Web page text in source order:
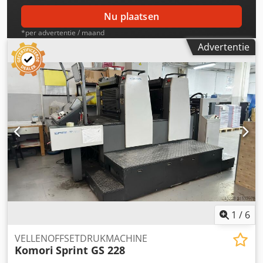
Nu plaatsen
*per advertentie / maand
Advertentie
1 / 6
VELLENOFFSETDRUKMACHINE
Komori Sprint GS 228